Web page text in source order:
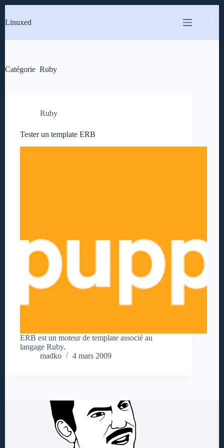
au
contenu
Linuxed
Catégorie Ruby
Ruby
Tester un template ERB
ERB est un moteur de template associé au
langage Ruby.
madko
4 mars 2009